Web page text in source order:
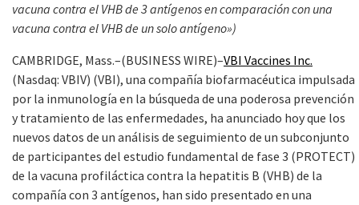
vacuna contra el VHB de 3 antígenos en comparación con una
vacuna contra el VHB de un solo antígeno»)
CAMBRIDGE, Mass.–(BUSINESS WIRE)–VBI Vaccines Inc.
(Nasdaq: VBIV) (VBI), una compañía biofarmacéutica impulsada
por la inmunología en la búsqueda de una poderosa prevención
y tratamiento de las enfermedades, ha anunciado hoy que los
nuevos datos de un análisis de seguimiento de un subconjunto
de participantes del estudio fundamental de fase 3 (PROTECT)
de la vacuna profiláctica contra la hepatitis B (VHB) de la
compañía con 3 antígenos, han sido presentado en una